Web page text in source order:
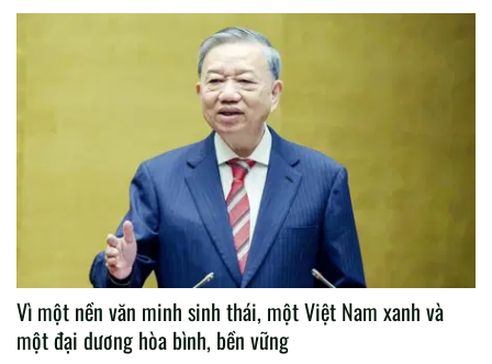
Vì một nền văn minh sinh thái, một Việt Nam xanh và
một đại dương hòa bình, bền vững